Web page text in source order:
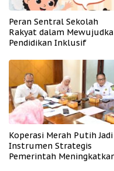
Peran Sentral Sekolah
Rakyat dalam
Pendidikan Inklusif
Koperasi Merah Putih Jadi
Instrumen Strategis
Pemerintah